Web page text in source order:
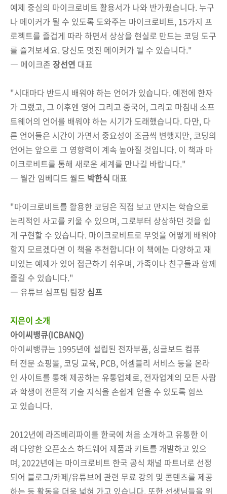
예제 중심의 마이크로비트 활용서가 나와 반가웠습니다. 누구
나 메이커가 될 수 있도록 도와주는 마이크로비트, 15가지 프
로젝트를 즐겁게 따라 하면서 상상을 현실로 만드는 코딩 도구
를 즐겨보세요. 당신도 멋진 메이커가 될 수 있습니다."
― 메이크존 장선연 대표
"시대마다 반드시 배워야 하는 언어가 있습니다. 예전에 한자
가 그랬고, 그 이후엔 영어 그리고 중국어, 그리고 마침내 소프
트웨어의 언어를 배워야 하는 시기가 도래했습니다. 다만, 다
른 언어들은 시간이 가면서 중요성이 조금씩 변했지만, 코딩의
언어는 앞으로 그 영향력이 계속 높아질 것입니다. 이 책과 마
이크로비트를 통해 새로운 세계를 만나길 바랍니다."
― 월간 임베디드 월드 박한식 대표
"마이크로비트를 활용한 코딩은 직접 보고 만지는 학습으로
논리적인 사고를 키울 수 있으며, 그로부터 상상하던 것을 쉽
게 구현할 수 있습니다. 마이크로비트로 무엇을 어떻게 배워야
할지 모르겠다면 이 책을 추천합니다! 이 책에는 다양하고 재
미있는 예제가 있어 접근하기 쉬우며, 가족이나 친구들과 함께
즐길 수 있습니다."
― 유튜브 심프팀 팀장 심프
지은이 소개
아이씨뱅큐(ICBANQ)
아이씨뱅큐는 1995년에 설립된 전자부품, 싱글보드 컴퓨
터 전문 쇼핑몰, 코딩 교육, PCB, 어셈블리 서비스 등을 온라
인 사이트를 통해 제공하는 유통업체로, 전자업계의 모든 사람
과 학생이 전문적 기술 지식을 손쉽게 얻을 수 있도록 힘쓰
고 있습니다.
2012년에 라즈베리파이를 한국에 처음 소개하고 유통한 이
래 다양한 오픈소스 하드웨어 제품과 키트를 개발하고 있으
며, 2022년에는 마이크로비트 한국 공식 채널 파트너로 선정
되어 블로그/카페/유튜브에 관련 무료 강의 및 콘텐츠를 제공
하는 등 활동을 더욱 넓혀 가고 있습니다. 또한 선생님들을 위